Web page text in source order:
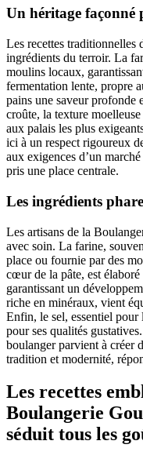
Un héritage façonné
Les recettes traditionnelles
ingrédients du terroir. La
moulins locaux,
fermentation lente, propre
pains une saveur profonde
croûte, la texture
aux palais les plus
ici à un respect rigoureux
aux exigences d’un
pris une place centrale.
Les ingrédients
Les artisans de la
avec soin. La farine,
place ou fournie par des
cœur de la pâte, est
garantissant un
riche en minéraux, vient
Enfin, le sel, essentiel pour
pour ses qualités
boulanger parvient à créer
tradition et modernité,
Les recettes
Boulangerie
séduit tous les